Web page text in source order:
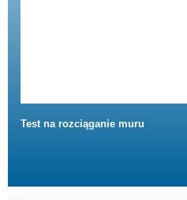
Test na rozciąganie muru